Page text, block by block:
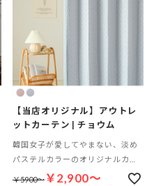
【当店オリジナル】アウトレ
ットカーテン | チョウム
韓国女子が愛してやまない、淡め
パステルカラーのオリジナルカー
￥5900～￥2,900～